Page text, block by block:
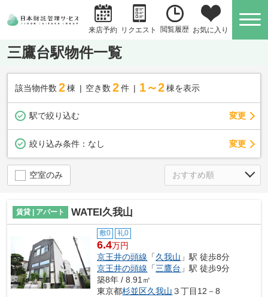
来店予約 リクエスト 閲覧履歴 お気に入り
三鷹台駅物件一覧
該当物件数 2棟 空き数 2 件 1～2 棟を表示
駅で絞り込む 変更
絞り込み条件： なし 変更
空室のみ
賃貸 | アパート WATEI久我山
敷0 礼0
6.4万円
京王井の頭線 「久我山 」駅 徒歩8分
京王井の頭線 「三鷹台 」駅 徒歩9分
築8年 / 8.91㎡
東京都杉並区久我山 ３丁目12－8